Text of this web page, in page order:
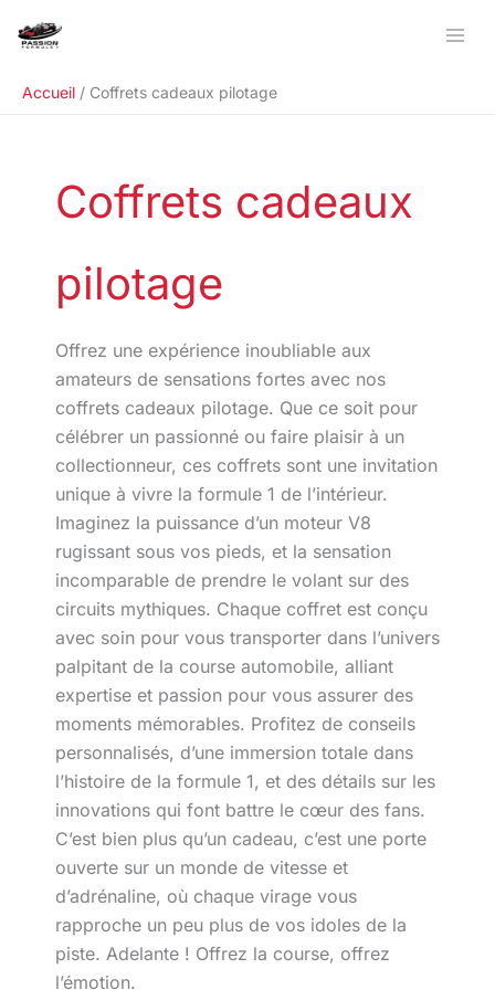
Accueil
Coffrets cadeaux pilotage
Coffrets cadeaux
pilotage
Offrez une expérience inoubliable aux
amateurs de sensations fortes avec nos
coffrets cadeaux pilotage. Que ce soit pour
célébrer un passionné ou faire plaisir à un
collectionneur, ces coffrets sont une invitation
unique à vivre la formule 1 de l’intérieur.
Imaginez la puissance d’un moteur V8
rugissant sous vos pieds, et la sensation
incomparable de prendre le volant sur des
circuits mythiques. Chaque coffret est conçu
avec soin pour vous transporter dans l’univers
palpitant de la course automobile, alliant
expertise et passion pour vous assurer des
moments mémorables. Profitez de conseils
personnalisés, d’une immersion totale dans
l’histoire de la formule 1, et des détails sur les
innovations qui font battre le cœur des fans.
C’est bien plus qu’un cadeau, c’est une porte
ouverte sur un monde de vitesse et
d’adrénaline, où chaque virage vous
rapproche un peu plus de vos idoles de la
piste. Adelante ! Offrez la course, offrez
l’émotion.